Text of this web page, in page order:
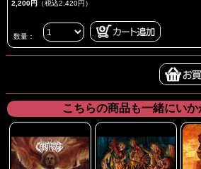
2,200円 （税込2,420円）
数量：
こちらの商品も一緒にいか